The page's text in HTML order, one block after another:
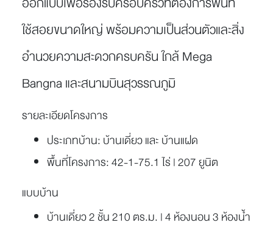
ใช้สอยขนาดใหญ่ พร้อมความเป็นส่วนตัวและสิ่ง
อำนวยความสะดวกครบครัน ใกล้ Mega
Bangna และสนามบินสุวรรณภูมิ
รายละเอียดโครงการ
ประเภทบ้าน:บ้านเดี่ยว และ บ้านแฝด
พื้นที่โครงการ:42-1-75.1 ไร่ | 207 ยูนิต
แบบบ้าน
บ้านเดี่ยว 2 ชั้น 210 ตร.ม. | 4 ห้องนอน 3 ห้องน้ำ